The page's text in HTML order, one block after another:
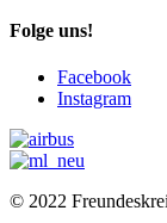
Folge uns!
Facebook
Instagram
© 2022